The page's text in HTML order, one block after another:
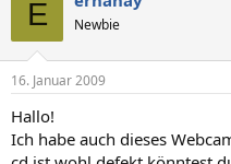
E Newbie
16. Januar 2009
Hallo!
Ich habe auch dieses